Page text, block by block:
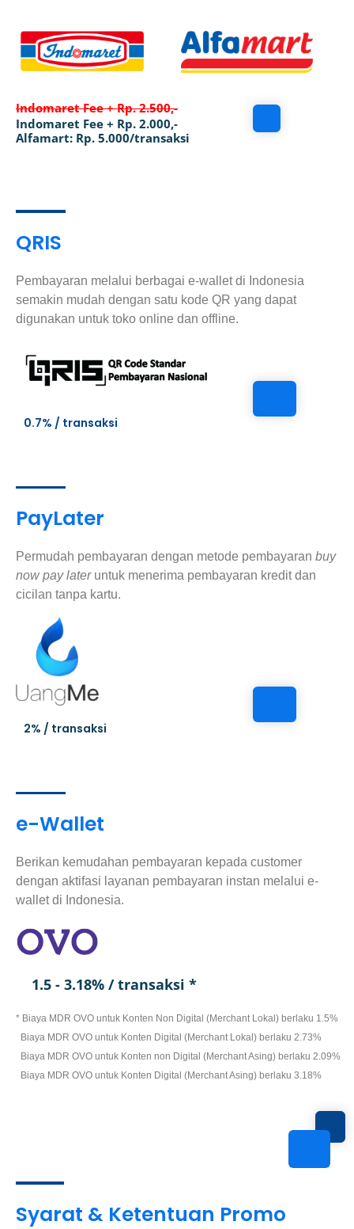
Indomaret Fee + Rp. 2.500,-
Indomaret Fee + Rp. 2.000,-
Alfamart: Rp. 5.000/transaksi
QRIS
Pembayaran melalui berbagai e-wallet di Indonesia
semakin mudah dengan satu kode QR yang dapat
digunakan untuk toko online dan offline.
0.7% / transaksi
PayLater
Permudah pembayaran dengan metode pembayaran buy
now pay lateruntuk menerima pembayaran kredit dan
cicilan tanpa kartu.
2% / transaksi
e-Wallet
Berikan kemudahan pembayaran kepada customer
dengan aktifasi layanan pembayaran instan melalui e-
wallet di Indonesia.
1.5 - 3.18% / transaksi *
* Biaya MDR OVO untuk Konten Non Digital (Merchant Lokal) berlaku 1.5%
Biaya MDR OVO untuk Konten Digital (Merchant Lokal) berlaku 2.73%
Biaya MDR OVO untuk Konten non Digital (Merchant Asing) berlaku 2.09%
Biaya MDR OVO untuk Konten Digital (Merchant Asing) berlaku 3.18%
Syarat & Ketentuan Promo